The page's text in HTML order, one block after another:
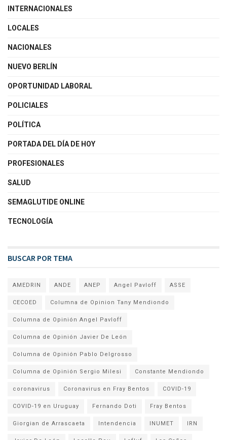
INTERNACIONALES
LOCALES
NACIONALES
NUEVO BERLÍN
OPORTUNIDAD LABORAL
POLICIALES
POLÍTICA
PORTADA DEL DÍA DE HOY
PROFESIONALES
SALUD
SEMAGLUTIDE ONLINE
TECNOLOGÍA
BUSCAR POR TEMA
AMEDRIN ANDE ANEP Angel Pavloff ASSE
CECOED Columna de Opinion Tany Mendiondo
Columna de Opinión Angel Pavloff
Columna de Opinión Javier De León
Columna de Opinión Pablo Delgrosso
Columna de Opinión Sergio Milesi Constante Mendiondo
coronavirus Coronavirus en Fray Bentos COVID-19
COVID-19 en Uruguay Fernando Doti Fray Bentos
Giorgian de Arrascaeta Intendencia INUMET IRN